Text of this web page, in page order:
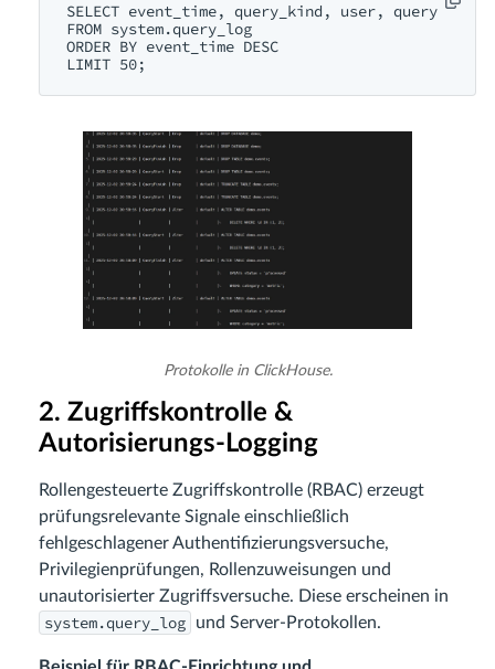
SELECT event_time, query_kind, user, query
FROM system.query_log
ORDER BY event_time DESC
Protokolle in ClickHouse.
2. Zugriffskontrolle &
Autorisierungs-Logging
Rollengesteuerte Zugriffskontrolle (RBAC) erzeugt
prüfungsrelevante Signale einschließlich
fehlgeschlagener Authentifizierungsversuche,
Privilegienprüfungen, Rollenzuweisungen und
unautorisierter Zugriffsversuche. Diese erscheinen in
system.query_log und Server-Protokollen.